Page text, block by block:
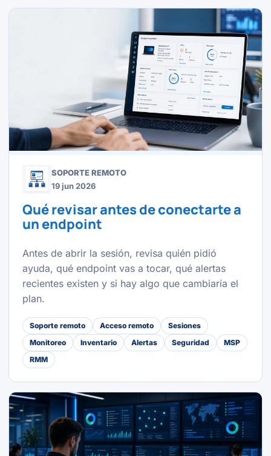
SOPORTE REMOTO
19 jun 2026
Qué revisar antes de conectarte a
un endpoint
Antes de abrir la sesión, revisa quién pidió
ayuda, qué endpoint vas a tocar, qué alertas
recientes existen y si hay algo que cambiaría el
plan.
Soporte remoto Acceso remoto
Sesiones
Monitoreo
Inventario Alertas Seguridad
MSP
RMM